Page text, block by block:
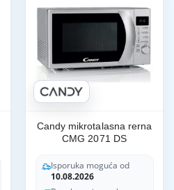
Candy mikrotalasna rerna
CMG 2071 DS
Isporuka moguća od
10.08.2026